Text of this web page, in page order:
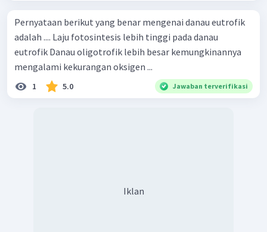
Pernyataan berikut yang benar mengenai danau eutrofik
adalah .... Laju fotosintesis lebih tinggi pada danau
eutrofik Danau oligotrofik lebih besar kemungkinannya
mengalami kekurangan oksigen ...
1 5.0 Jawaban terverifikasi
Iklan